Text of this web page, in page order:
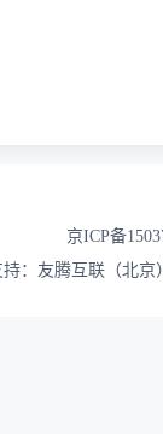
京ICP备
：友腾互联（北京